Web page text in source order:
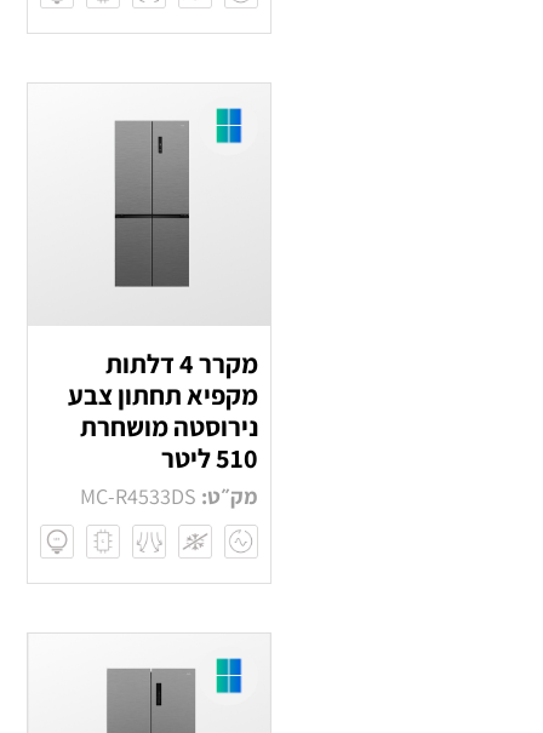
מקרר 4 דלתות
מקפיא תחתון צבע
נירוסטה מושחרת
510 ליטר
מק״ט: MC-R4533DS